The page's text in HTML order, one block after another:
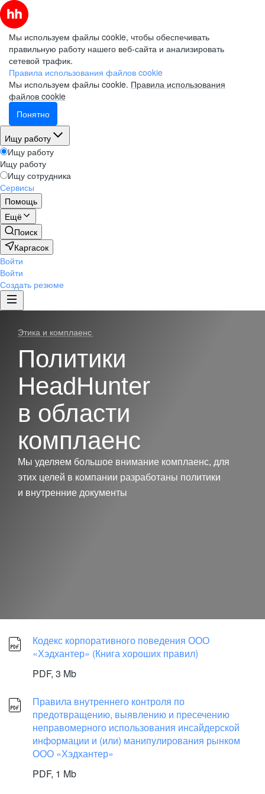
Мы используем файлы cookie, чтобы обеспечивать
правильную работу нашего веб-сайта и анализировать
сетевой трафик.
Правила использования файлов cookie
Мы используем файлы cookie. Правила использования
файлов cookie
Понятно
Ищу работу
Ищу работу
Ищу работу
Ищу сотрудника
Сервисы
Помощь
Ещё
Поиск
Каргасок
Войти
Войти
Создать резюме
Этика и комплаенс
Политики
HeadHunter
в области
комплаенс
Мы уделяем большое внимание комплаенс, для
этих целей в компании разработаны политики
и внутренние документы
Кодекс корпоративного поведения ООО
«Хэдхантер» (Книга хороших правил)
PDF, 3 Mb
Правила внутреннего контроля по
предотвращению, выявлению и пресечению
неправомерного использования инсайдерской
информации и (или) манипулирования рынком
ООО «Хэдхантер»
PDF, 1 Mb